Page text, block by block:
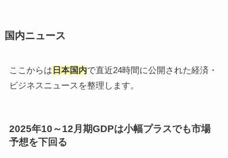
国内ニュース
ここからは 日本国内で直近24時間に公開された経済・
ビジネスニュースを整理します。
2025年10～12月期GDPは小幅プラスでも市場
予想を下回る